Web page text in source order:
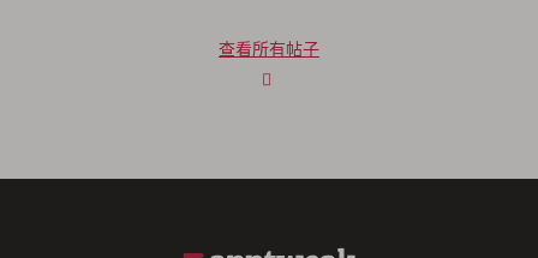
查看所有帖子